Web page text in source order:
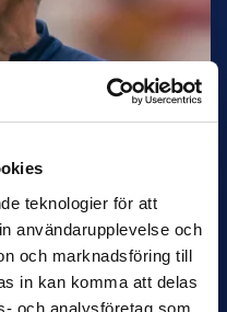
teknologier för att
användarupplevelse och
och marknadsföring till
in kan komma att delas
och analysföretag som
FF